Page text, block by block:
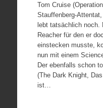
Tom Cruise
Stauffenberg-
lebt tatsächlich noch.
Reacher für den er
einstecken musste,
nun mit einem
Der ebenfalls schon
(The Dark Knight,
ist…